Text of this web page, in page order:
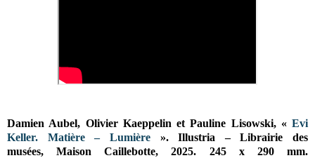
Damien Aubel, Olivier Kaeppelin et Pauline Lisowski, « Evi
Keller. Matière – Lumière».Illustria – Librairie des
musées,Maison Caillebotte, 2025. 245 x 290 mm.